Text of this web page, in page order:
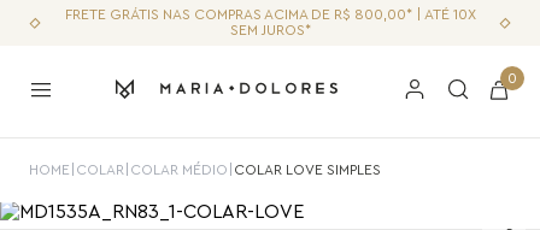
FRETE GRÁTIS NAS COMPRAS ACIMA DE R$ 800,00* | ATÉ 10X
SEM JUROS*
0
HOME COLAR COLAR MÉDIO COLAR LOVE SIMPLES